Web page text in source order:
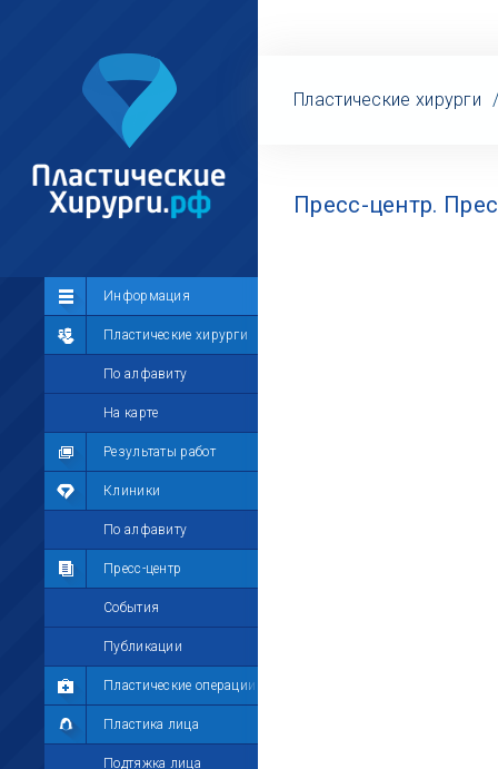
Информация
Пластические хирурги
По алфавиту
На карте
Результаты работ
Клиники
По алфавиту
Пресс-центр
События
Публикации
Пластические операции
Пластика лица
Подтяжка лица
Сообщество
Лента
Участники
Мой профиль
Мои сообщения
Мои фотографии
Мои комментарии
Мои друзья
Моё избранное
Мои настройки
Пластические хирурги
Пресс-центр.